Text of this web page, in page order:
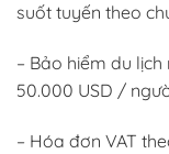
suốt tuyến theo
– Bảo hiểm du
50.000 USD /
– Hóa đơn VAT